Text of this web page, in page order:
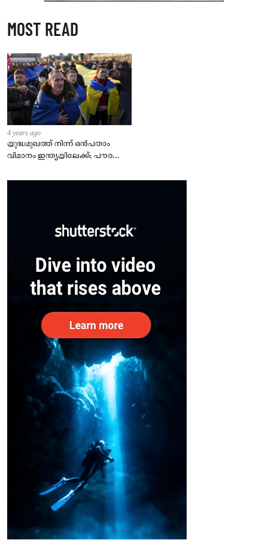
MOST READ
4 years ago
യുദ്ധമുഖത്ത് നിന്ന് ഒൻപതാം
വിമാനം ഇന്ത്യയിലേക്ക്; പൗരന്മാർ
– കേന്ദ്രം